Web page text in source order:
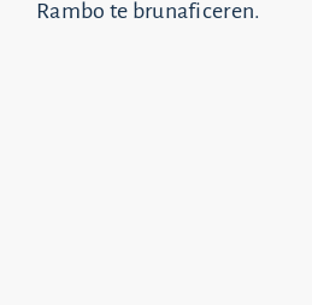
Rambo te brunaficeren.